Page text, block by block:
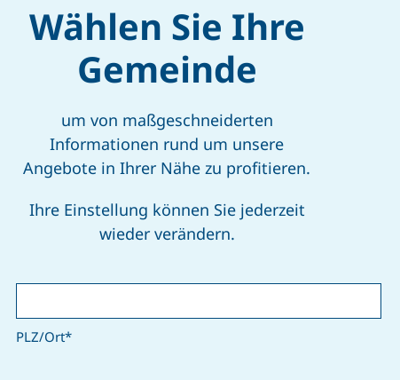
ZUR BEWUSSTSEINSKAMPAGNE „TATORT TONNE“
GEWUSST?
VON LEBENSMITTEL­
IST EIN UN-ZIEL
hat sich bis zum Jahr 2030 zum UN-Ziel
Wählen Sie Ihre
Gemeinde
um von maßgeschneiderten
Informationen rund um unsere
Angebote in Ihrer Nähe zu profitieren.
Ihre Einstellung können Sie jederzeit
wieder verändern.
PLZ/Ort*